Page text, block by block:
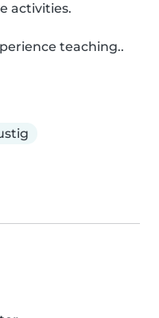
activities.
teaching..